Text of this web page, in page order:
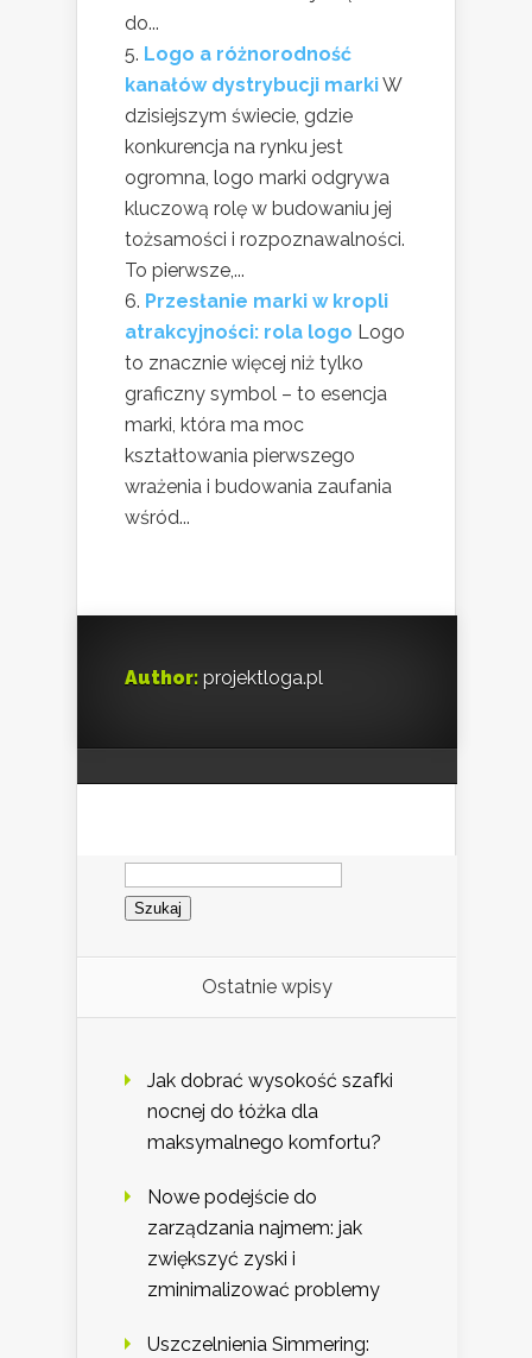
do...
Logo a różnorodność
kanałów dystrybucji markiW
dzisiejszym świecie, gdzie
konkurencja na rynku jest
ogromna, logo marki odgrywa
kluczową rolę w budowaniu jej
tożsamości i rozpoznawalności.
To pierwsze,...
Przesłanie marki w kropli
atrakcyjności: rola logo Logo
to znacznie więcej niż tylko
graficzny symbol – to esencja
marki, która ma moc
kształtowania pierwszego
wrażenia i budowania zaufania
wśród...
Author: projektloga.pl
Szukaj:
Ostatnie wpisy
Jak dobrać wysokość szafki
nocnej do łóżka dla
maksymalnego komfortu?
Nowe podejście do
zarządzania najmem: jak
zwiększyć zyski i
zminimalizować problemy
Uszczelnienia Simmering: